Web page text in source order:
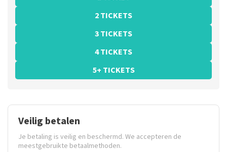
2 TICKETS
3 TICKETS
4 TICKETS
5+ TICKETS
Veilig betalen
Je betaling is veilig en beschermd. We accepteren de
meestgebruikte betaalmethoden.